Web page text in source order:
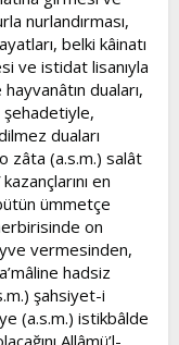
nurlandırması,
belki kâinatı
ve istidat lisanıyla
duaları,
şehadetiyle,
duaları
zâta (a.s.m.) salât
en
ümmetçe
on
vermesinden,
hadsiz
şahsiyet-i
(a.s.m.) istikbâlde
Allâmü’l-